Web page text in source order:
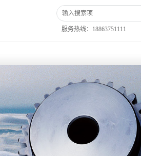
服务热线： 18863751111